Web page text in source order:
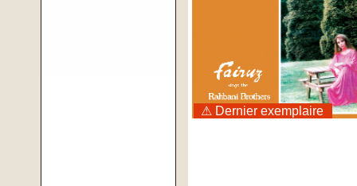
⚠ Dernier exemplaire